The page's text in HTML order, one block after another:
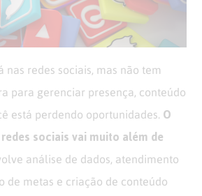
nas redes sociais, mas não tem
para gerenciar presença, conteúdo
está perdendo oportunidades. O
sociais vai muito além de
análise de dados, atendimento
de metas e criação de conteúdo